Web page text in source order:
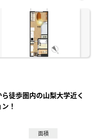
に入
徒歩圏内の山梨大学近く
！
面積